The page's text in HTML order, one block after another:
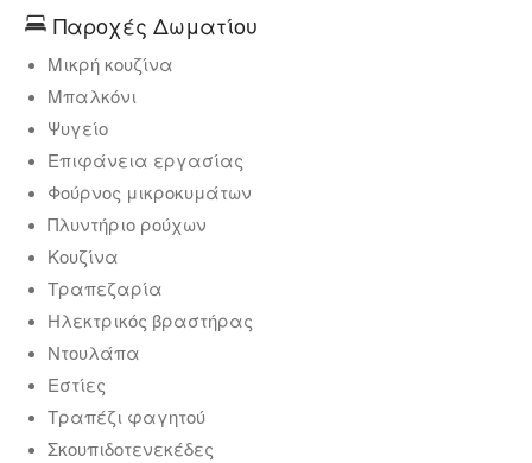
Παροχές Δωματίου
Μικρή κουζίνα
Μπαλκόνι
Ψυγείο
Επιφάνεια εργασίας
Φούρνος μικροκυμάτων
Πλυντήριο ρούχων
Κουζίνα
Τραπεζαρία
Ηλεκτρικός βραστήρας
Ντουλάπα
Εστίες
Τραπέζι φαγητού
Σκουπιδοτενεκέδες